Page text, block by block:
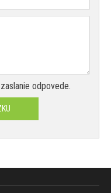
odpovede.